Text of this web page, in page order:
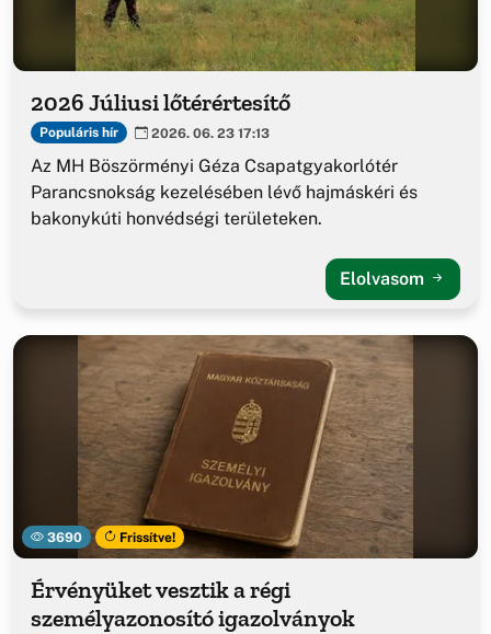
2026 Júliusi lőtérértesítő
Populáris hír 2026. 06. 23 17:13
Az MH Böszörményi Géza Csapatgyakorlótér
Parancsnokság kezelésében lévő hajmáskéri és
bakonykúti honvédségi területeken.
Elolvasom
3690 Frissítve!
Érvényüket vesztik a régi
személyazonosító igazolványok